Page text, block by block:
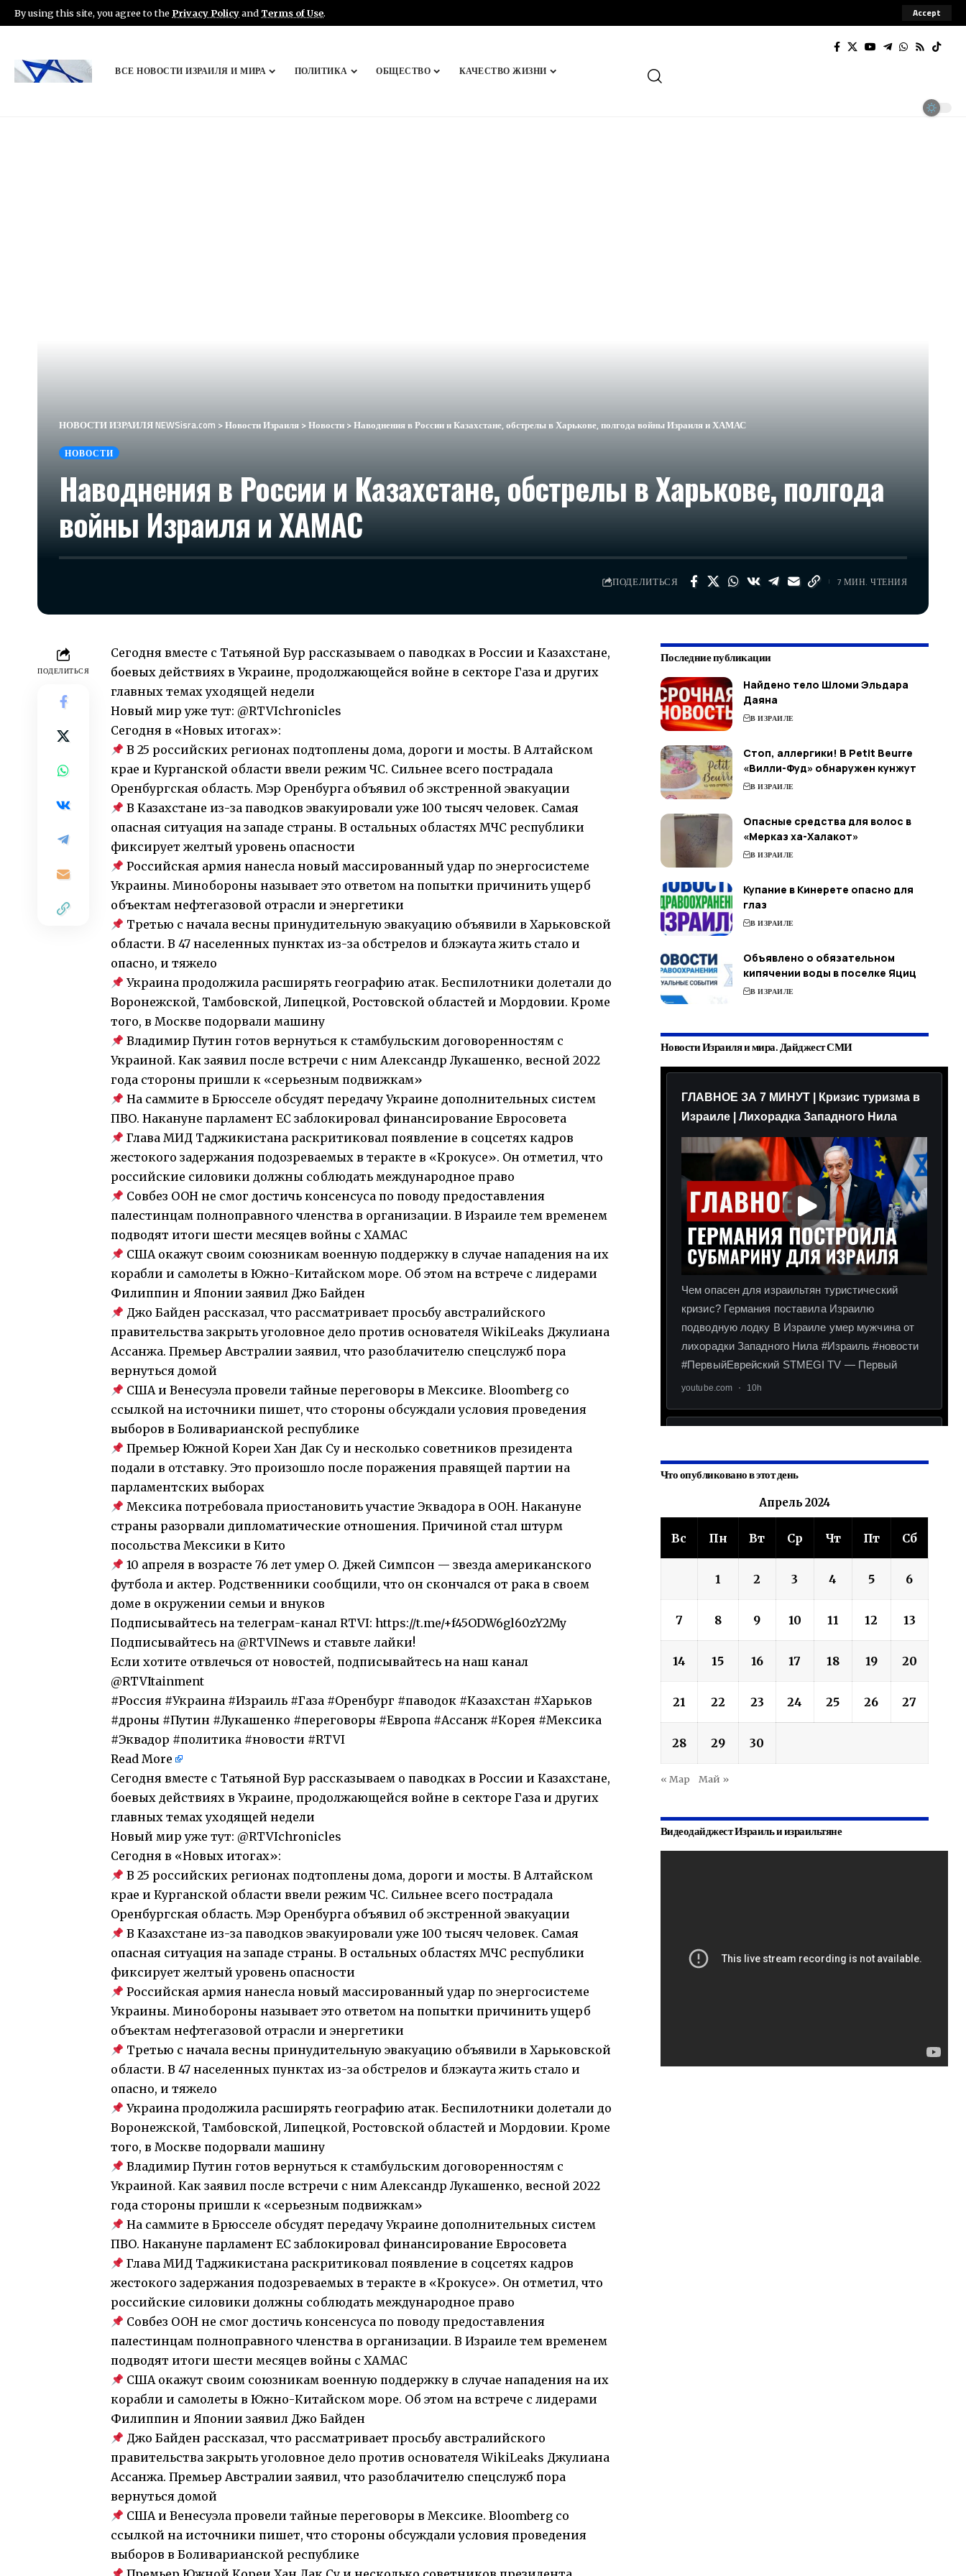
By using this site, you agree to the Privacy Policyand Terms of Use. Accept
ВСЕ НОВОСТИ ИЗРАИЛЯ И МИРА ПОЛИТИКА ОБЩЕСТВО КАЧЕСТВО ЖИЗНИ
НОВОСТИ ИЗРАИЛЯ NEWSisra.com >Новости Израиля >Новости >Наводнения в России и Казахстане, обстрелы в Харькове, полгода войны Израиля и ХАМАС
НОВОСТИ
Наводнения в России и Казахстане, обстрелы в Харькове, полгода
войны Израиля и ХАМАС
ПОДЕЛИТЬСЯ 7 МИН. ЧТЕНИЯ
ПОДЕЛИТЬСЯ
Сегодня вместе с Татьяной Бур рассказываем о паводках в России и Казахстане,
боевых действиях в Украине, продолжающейся войне в секторе Газа и других
главных темах уходящей недели
Новый мир уже тут: @RTVIchronicles
Сегодня в «Новых итогах»:
В 25 российских регионах подтоплены дома, дороги и мосты. В Алтайском
крае и Курганской области ввели режим ЧС. Сильнее всего пострадала
Оренбургская область. Мэр Оренбурга объявил об экстренной эвакуации
В Казахстане из-за паводков эвакуировали уже 100 тысяч человек. Самая
опасная ситуация на западе страны. В остальных областях МЧС республики
фиксирует желтый уровень опасности
Российская армия нанесла новый массированный удар по энергосистеме
Украины. Минобороны называет это ответом на попытки причинить ущерб
объектам нефтегазовой отрасли и энергетики
Третью с начала весны принудительную эвакуацию объявили в Харьковской
области. В 47 населенных пунктах из-за обстрелов и блэкаута жить стало и
опасно, и тяжело
Украина продолжила расширять географию атак. Беспилотники долетали до
Воронежской, Тамбовской, Липецкой, Ростовской областей и Мордовии. Кроме
того, в Москве подорвали машину
Владимир Путин готов вернуться к стамбульским договоренностям с
Украиной. Как заявил после встречи с ним Александр Лукашенко, весной 2022
года стороны пришли к «серьезным подвижкам»
На саммите в Брюсселе обсудят передачу Украине дополнительных систем
ПВО. Накануне парламент ЕС заблокировал финансирование Евросовета
Глава МИД Таджикистана раскритиковал появление в соцсетях кадров
жестокого задержания подозреваемых в теракте в «Крокусе». Он отметил, что
российские силовики должны соблюдать международное право
Совбез ООН не смог достичь консенсуса по поводу предоставления
палестинцам полноправного членства в организации. В Израиле тем временем
подводят итоги шести месяцев войны с ХАМАС
США окажут своим союзникам военную поддержку в случае нападения на их
корабли и самолеты в Южно-Китайском море. Об этом на встрече с лидерами
Филиппин и Японии заявил Джо Байден
Джо Байден рассказал, что рассматривает просьбу австралийского
правительства закрыть уголовное дело против основателя WikiLeaks Джулиана
Ассанжа. Премьер Австралии заявил, что разоблачителю спецслужб пора
вернуться домой
США и Венесуэла провели тайные переговоры в Мексике. Bloomberg со
ссылкой на источники пишет, что стороны обсуждали условия проведения
выборов в Боливарианской республике
Премьер Южной Кореи Хан Дак Су и несколько советников президента
подали в отставку. Это произошло после поражения правящей партии на
парламентских выборах
Мексика потребовала приостановить участие Эквадора в ООН. Накануне
страны разорвали дипломатические отношения. Причиной стал штурм
посольства Мексики в Кито
10 апреля в возрасте 76 лет умер О. Джей Симпсон — звезда американского
футбола и актер. Родственники сообщили, что он скончался от рака в своем
доме в окружении семьи и внуков
Подписывайтесь на телеграм-канал RTVI: https://t.me/+f45ODW6gl60zY2My
Подписывайтесь на @RTVINews и ставьте лайки!
Если хотите отвлечься от новостей, подписывайтесь на наш канал
@RTVItainment
#Россия #Украина #Израиль #Газа #Оренбург #паводок #Казахстан #Харьков
#дроны #Путин #Лукашенко #переговоры #Европа #Ассанж #Корея #Мексика
#Эквадор #политика #новости #RTVI
Read More
​Сегодня вместе с Татьяной Бур рассказываем о паводках в России и Казахстане,
боевых действиях в Украине, продолжающейся войне в секторе Газа и других
главных темах уходящей недели
Новый мир уже тут: @RTVIchronicles
Сегодня в «Новых итогах»:
В 25 российских регионах подтоплены дома, дороги и мосты. В Алтайском
крае и Курганской области ввели режим ЧС. Сильнее всего пострадала
Оренбургская область. Мэр Оренбурга объявил об экстренной эвакуации
В Казахстане из-за паводков эвакуировали уже 100 тысяч человек. Самая
опасная ситуация на западе страны. В остальных областях МЧС республики
фиксирует желтый уровень опасности
Российская армия нанесла новый массированный удар по энергосистеме
Украины. Минобороны называет это ответом на попытки причинить ущерб
объектам нефтегазовой отрасли и энергетики
Третью с начала весны принудительную эвакуацию объявили в Харьковской
области. В 47 населенных пунктах из-за обстрелов и блэкаута жить стало и
опасно, и тяжело
Украина продолжила расширять географию атак. Беспилотники долетали до
Воронежской, Тамбовской, Липецкой, Ростовской областей и Мордовии. Кроме
того, в Москве подорвали машину
Владимир Путин готов вернуться к стамбульским договоренностям с
Украиной. Как заявил после встречи с ним Александр Лукашенко, весной 2022
года стороны пришли к «серьезным подвижкам»
На саммите в Брюсселе обсудят передачу Украине дополнительных систем
ПВО. Накануне парламент ЕС заблокировал финансирование Евросовета
Глава МИД Таджикистана раскритиковал появление в соцсетях кадров
жестокого задержания подозреваемых в теракте в «Крокусе». Он отметил, что
российские силовики должны соблюдать международное право
Совбез ООН не смог достичь консенсуса по поводу предоставления
палестинцам полноправного членства в организации. В Израиле тем временем
подводят итоги шести месяцев войны с ХАМАС
США окажут своим союзникам военную поддержку в случае нападения на их
корабли и самолеты в Южно-Китайском море. Об этом на встрече с лидерами
Филиппин и Японии заявил Джо Байден
Джо Байден рассказал, что рассматривает просьбу австралийского
правительства закрыть уголовное дело против основателя WikiLeaks Джулиана
Ассанжа. Премьер Австралии заявил, что разоблачителю спецслужб пора
вернуться домой
США и Венесуэла провели тайные переговоры в Мексике. Bloomberg со
ссылкой на источники пишет, что стороны обсуждали условия проведения
выборов в Боливарианской республике
Последние публикации
Найдено тело Шломи Эльдара
Даяна
В ИЗРАИЛЕ
Стоп, аллергики! В Petit Beurre
«Вилли-Фуд» обнаружен кунжут
В ИЗРАИЛЕ
Опасные средства для волос в
«Мерказ ха-Халакот»
В ИЗРАИЛЕ
Купание в Кинерете опасно для
глаз
В ИЗРАИЛЕ
Объявлено о обязательном
кипячении воды в поселке Яциц
В ИЗРАИЛЕ
Новости Израиля и мира. Дайджест СМИ
Что опубликовано в этот день
Апрель 2024
Вс Пн Вт Ср Чт Пт Сб
1 2 3 4 5 6
7 8 9 10 11 12 13
14 15 16 17 18 19 20
21 22 23 24 25 26 27
28 29 30
« Мар Май »
Видеодайджест Израиль и израильтяне